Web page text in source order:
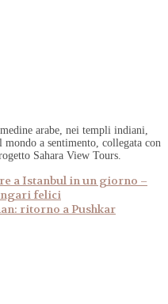
arabe, nei templi indiani,
a sentimento, collegata con
Sahara View Tours.
a Istanbul in un giorno –
felici
ritorno a Pushkar